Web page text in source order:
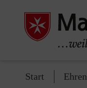
Start